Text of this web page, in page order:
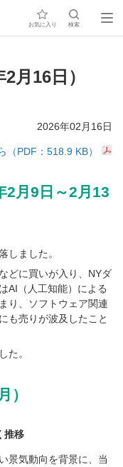
お気に入り 検索
月16日）
2026年02月16日
（PDF：518.9 KB）
2月9日～2月13
しました。
どに買いが入り、NYダ
AI（人工知能）による
り、ソフトウェア関連
も売りが波及したこと
た。
）
推移
景気動向を背景に、当